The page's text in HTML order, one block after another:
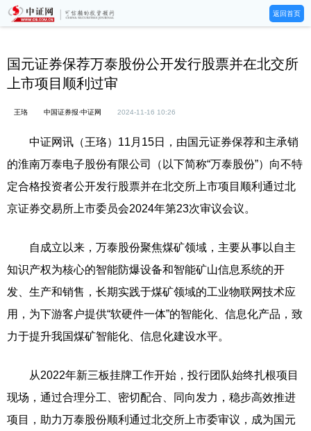
返回首页
国元证券保荐万泰股份公开发行股票并在北交所
上市项目顺利过审
王珞 中国证券报·中证网 2024-11-16 10:26
中证网讯（王珞）11月15日，由国元证券保荐和主承销
的淮南万泰电子股份有限公司（以下简称“万泰股份”）向不特
定合格投资者公开发行股票并在北交所上市项目顺利通过北
京证券交易所上市委员会2024年第23次审议会议。
自成立以来，万泰股份聚焦煤矿领域，主要从事以自主
知识产权为核心的智能防爆设备和智能矿山信息系统的开
发、生产和销售，长期实践于煤矿领域的工业物联网技术应
用，为下游客户提供“软硬件一体”的智能化、信息化产品，致
力于提升我国煤矿智能化、信息化建设水平。
从2022年新三板挂牌工作开始，投行团队始终扎根项目
现场，通过合理分工、密切配合、同向发力，稳步高效推进
项目，助力万泰股份顺利通过北交所上市委审议，成为国元